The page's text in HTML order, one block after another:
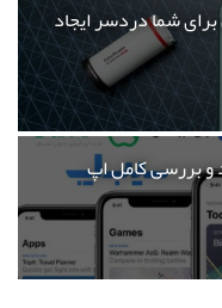
شما دردسر ایجاد
و بررسی کامل اپ